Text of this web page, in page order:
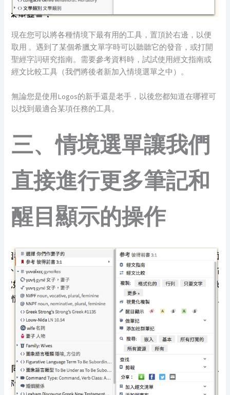
現在您可以將各種情境下最有用的工具，置頂於右邊，以便
取用 。遇到了某個希臘文單字時可以聽聽它的發音，或打開
聖經字詞研究指南。需要參考資料時，試試使用經文指南或
經文比較工具（我們將後者新加入情境選單之中）。
無論您是使用Logos的新手還是老手，以後您都知道在哪裡可
以找到最適合某項任務的工具。
三、情境選單讓我們
直接進行更多筆記和
醒目顯示的操作